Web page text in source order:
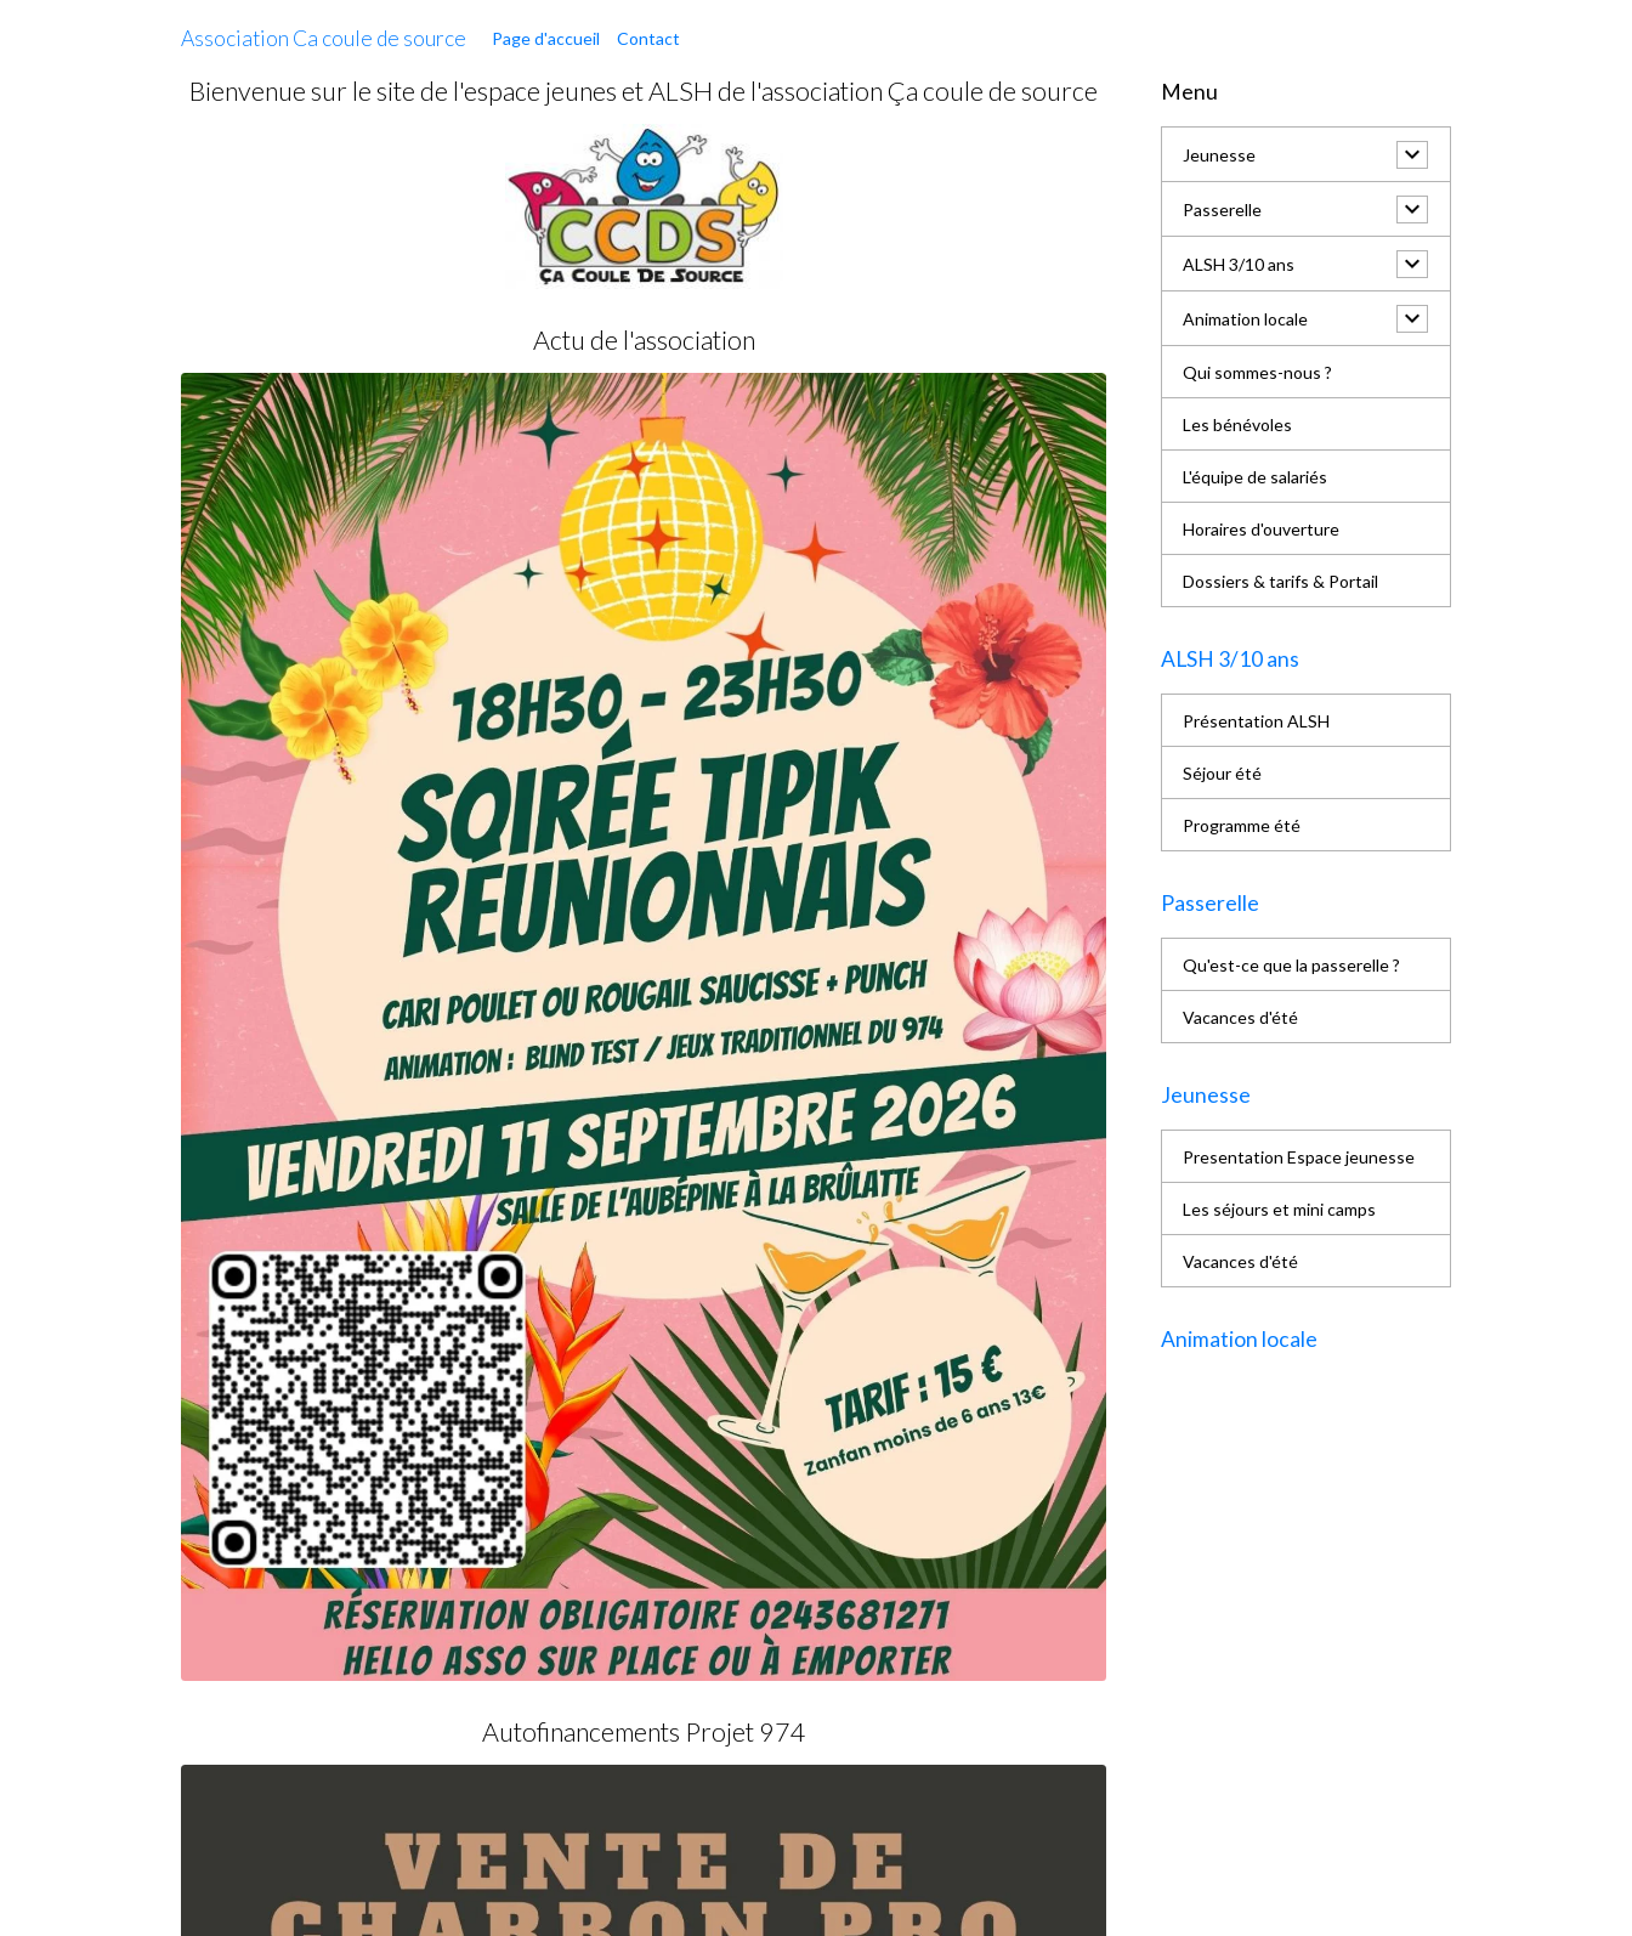
Association Ca coule de source Page d'accueil Contact
Bienvenue sur le site de l'espace jeunes et ALSH de l'association Ça coule de source
Actu de l'association
Autofinancements Projet 974
Menu
Jeunesse
Passerelle
ALSH 3/10 ans
Animation locale
Qui sommes-nous ?
Les bénévoles
L'équipe de salariés
Horaires d'ouverture
Dossiers & tarifs & Portail
ALSH 3/10 ans
Présentation ALSH
Séjour été
Programme été
Passerelle
Qu'est-ce que la passerelle ?
Vacances d'été
Jeunesse
Presentation Espace jeunesse
Les séjours et mini camps
Vacances d'été
Animation locale